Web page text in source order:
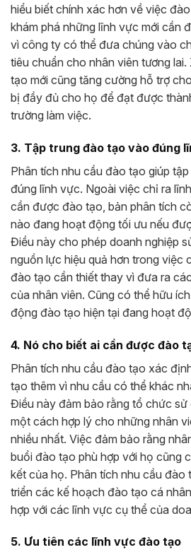
hiểu biết chính xác hơn về việc
khám phá những lĩnh vực mới cần
vì công ty có thể đưa chúng vào
tiêu chuẩn cho nhân viên tương
tạo mới cũng tăng cường hỗ trợ
bị đầy đủ cho họ để đạt được
trường làm việc.
3. Tập trung đào tạo vào đúng
Phân tích nhu cầu đào tạo giúp
đúng lĩnh vực. Ngoài việc chỉ ra
cần được đào tạo, bản phân tích
nào đang hoạt động tối ưu nếu
Điều này cho phép doanh nghiệp
nguồn lực hiệu quả hơn trong việc
đào tạo cần thiết thay vì đưa ra
của nhân viên. Cũng có thể hữu
động đào tạo hiện tại đang hoạt
4. Nó cho biết ai cần được đào
Phân tích nhu cầu đào tạo xác
tạo thêm vì nhu cầu có thể khác
Điều này đảm bảo rằng tổ chức
một cách hợp lý cho những nhân
nhiều nhất. Việc đảm bảo rằng
buổi đào tạo phù hợp với họ cũng
kết của họ. Phân tích nhu cầu đào
triển các kế hoạch đào tạo cá
hợp với các lĩnh vực cụ thể của
5. Ưu tiên các lĩnh vực đào tạo